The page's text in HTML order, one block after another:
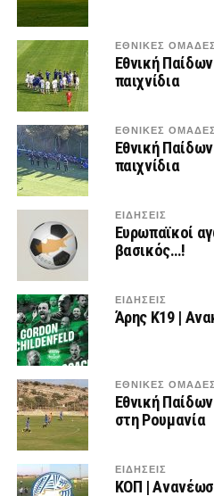
ΕΘΝΙΚΕΣ
Εθνική
παιχνίδια
ΕΘΝΙΚΕΣ
Εθνική
παιχνίδια
ΕΙΔΗΣΕΙΣ
Ευρωπαϊκοί
βασικός…!
ΕΙΔΗΣΕΙΣ
Άρης Κ19 |
ΕΘΝΙΚΕΣ
Εθνική
στη Ρουμανία
ΕΙΔΗΣΕΙΣ
ΚΟΠ |